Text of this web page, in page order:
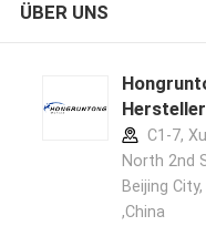
ÜBER UNS
C1-7,
North 2nd
Beijing
,China